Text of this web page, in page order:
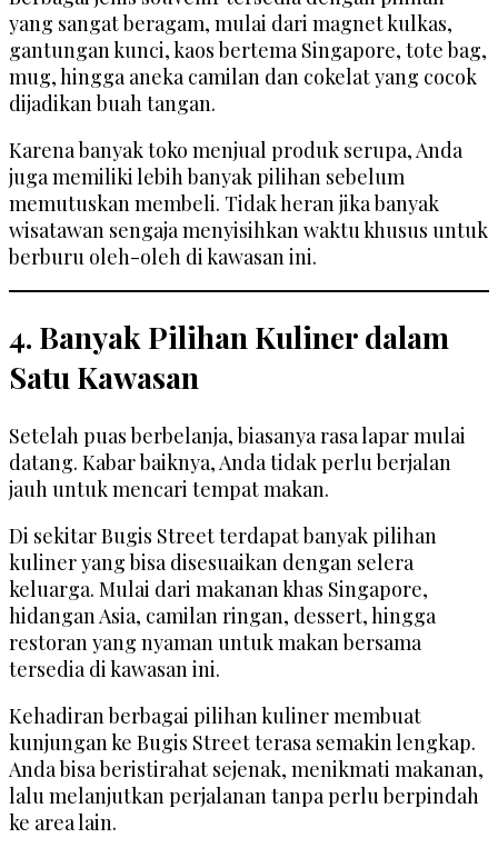
yang sangat beragam, mulai dari magnet kulkas,
gantungan kunci, kaos bertema Singapore, tote bag,
mug, hingga aneka camilan dan cokelat yang cocok
dijadikan buah tangan.
Karena banyak toko menjual produk serupa, Anda
juga memiliki lebih banyak pilihan sebelum
memutuskan membeli. Tidak heran jika banyak
wisatawan sengaja menyisihkan waktu khusus untuk
berburu oleh-oleh di kawasan ini.
4. Banyak Pilihan Kuliner dalam
Satu Kawasan
Setelah puas berbelanja, biasanya rasa lapar mulai
datang. Kabar baiknya, Anda tidak perlu berjalan
jauh untuk mencari tempat makan.
Di sekitar Bugis Street terdapat banyak pilihan
kuliner yang bisa disesuaikan dengan selera
keluarga. Mulai dari makanan khas Singapore,
hidangan Asia, camilan ringan, dessert, hingga
restoran yang nyaman untuk makan bersama
tersedia di kawasan ini.
Kehadiran berbagai pilihan kuliner membuat
kunjungan ke Bugis Street terasa semakin lengkap.
Anda bisa beristirahat sejenak, menikmati makanan,
lalu melanjutkan perjalanan tanpa perlu berpindah
ke area lain.